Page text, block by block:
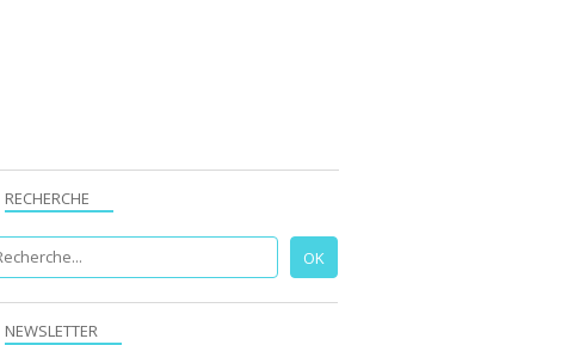
NEWSLETTER
RECHERCHE